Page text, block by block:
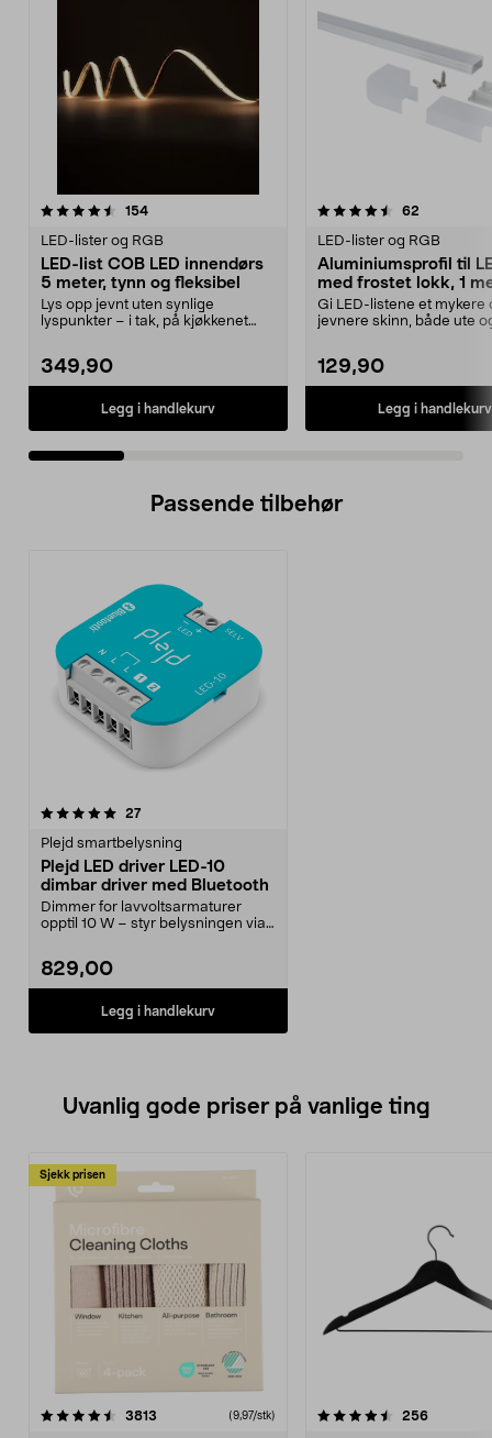
154anmeldelser
LED-lister og RGB
LED-list COB LED innendørs
5 meter, tynn og fleksibel
Lys opp jevnt uten synlige
lyspunkter – i tak, på kjøkkenet
349,90
Legg i handlekurv
4.5 av 5 stjerner 62
LED-lister og RGB
Aluminiumsprofil til
med frostet lokk, 1
Gi LED-listene et mykere
jevnere skinn, både ute
129,90
Legg i handlekurv
4.0 av 5 stjerner
Passende tilbehør
27anmeldelser
Plejd smartbelysning
Plejd LED driver LED-10
dimbar driver med Bluetooth
Dimmer for lavvoltsarmaturer
opptil 10 W – styr belysningen via
829,00
Legg i handlekurv
Uvanlig gode priser på vanlige ting
Sjekk prisen
3813 anmeldelser(9,97/stk)
4.5av 5 stjerner 256
4.5av 5 stjerner